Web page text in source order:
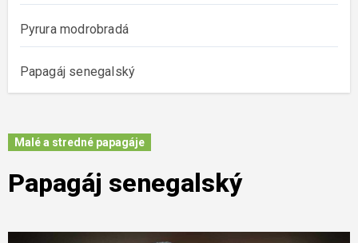
Pyrura modrobradá
Papagáj senegalský
Malé a stredné papagáje
Papagáj senegalský